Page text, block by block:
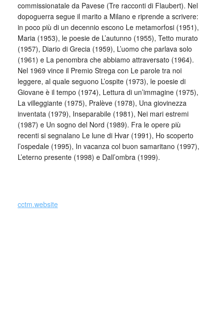
commissionatale da Pavese (Tre racconti di Flaubert). Nel
dopoguerra segue il marito a Milano e riprende a scrivere:
in poco più di un decennio escono Le metamorfosi (1951),
Maria (1953), le poesie de L’autunno (1955), Tetto murato
(1957), Diario di Grecia (1959), L’uomo che parlava solo
(1961) e La penombra che abbiamo attraversato (1964).
Nel 1969 vince il Premio Strega con Le parole tra noi
leggere, al quale seguono L’ospite (1973), le poesie di
Giovane è il tempo (1974), Lettura di un’immagine (1975),
La villeggiante (1975), Pralève (1978), Una giovinezza
inventata (1979), Inseparabile (1981), Nei mari estremi
(1987) e Un sogno del Nord (1989). Fra le opere più
recenti si segnalano Le lune di Hvar (1991), Ho scoperto
l’ospedale (1995), In vacanza col buon samaritano (1997),
L’eterno presente (1998) e Dall’ombra (1999).
cctm.website